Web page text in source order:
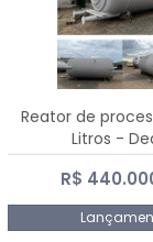
Reator de
Litros -
R$